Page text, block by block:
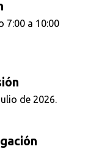
7:00 a 10:00
de 2026.